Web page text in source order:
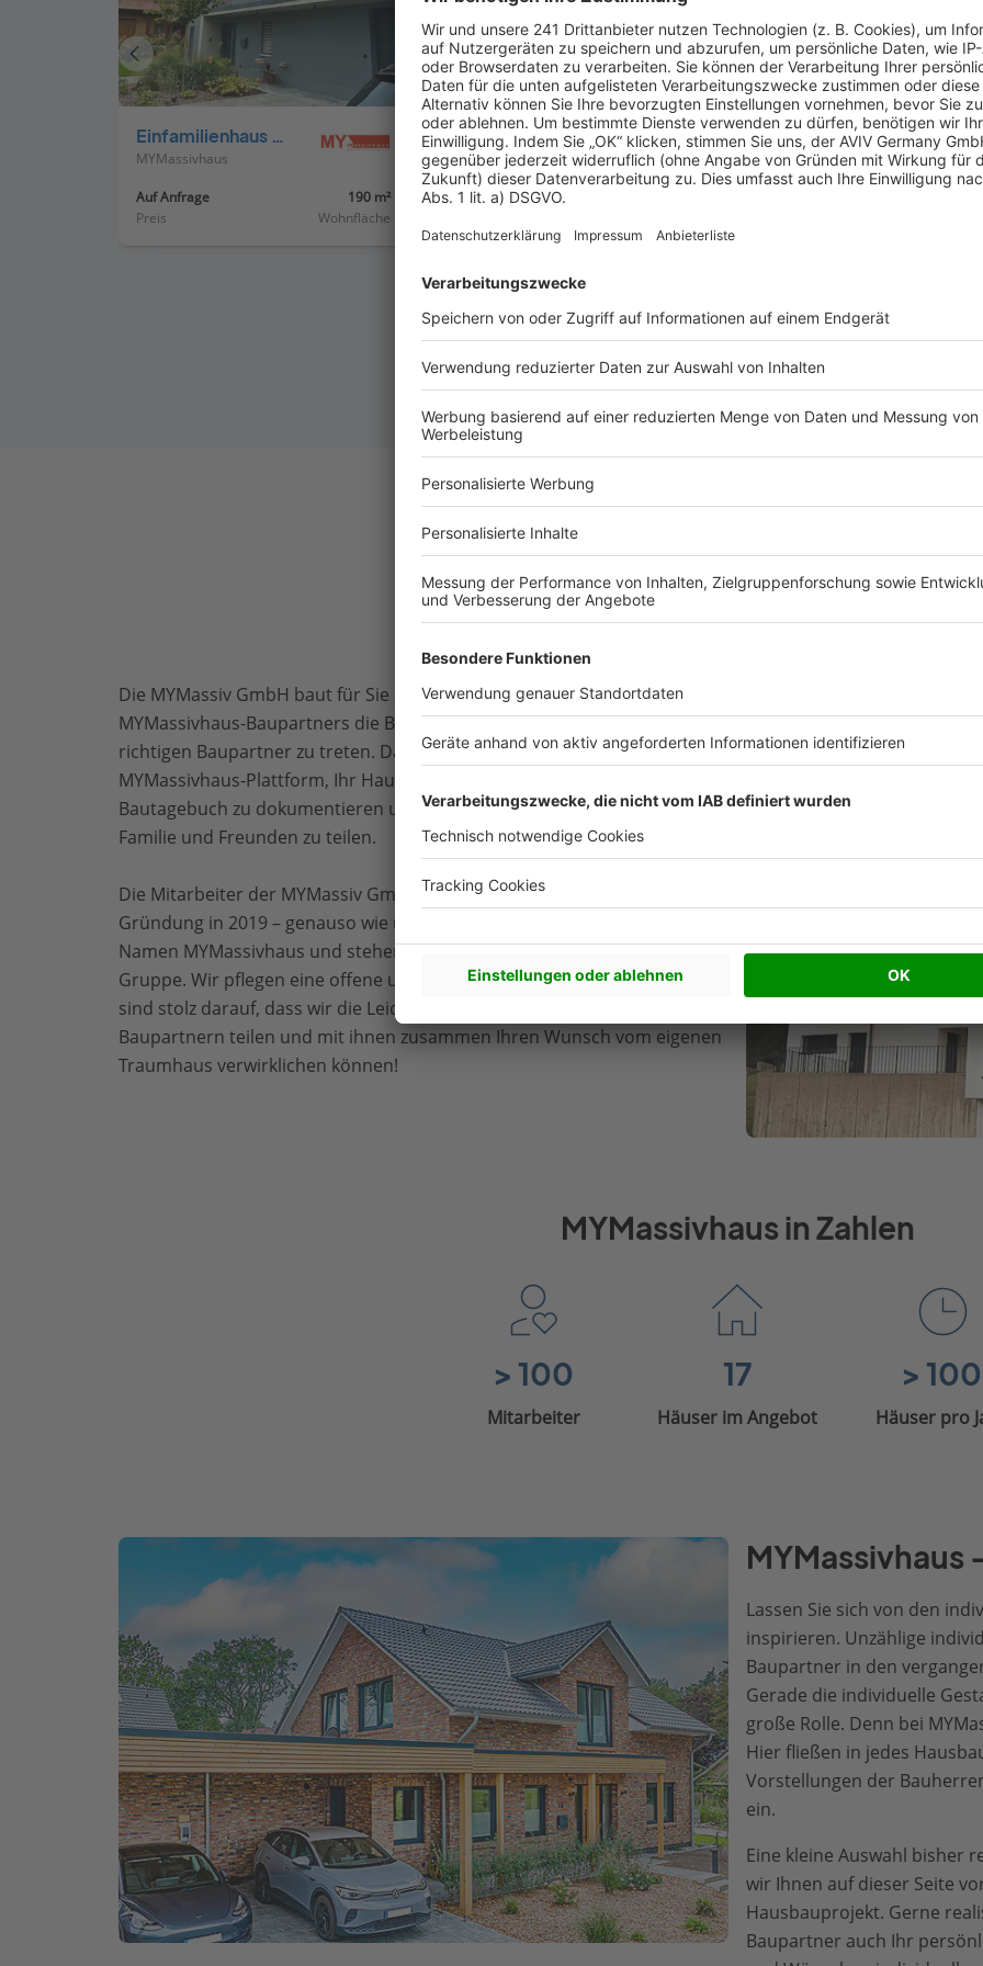
Einfamilienhaus Brand
MYMassivhaus
Auf Anfrage
Preis
190 m²
Wohnfläche
Massivhaus Thumann mit Kinderparadies
MYMassivhaus
Auf Anfrage
Mehrgenerationenhaus Calw
MYMassivhaus
Vorheriges
Haus
Weitere Häuser von MYMassivhaus
MYMassivhaus im Porträt
Wir sind MYMassivhaus.
Die MYMassiv GmbH baut für Sie als zukünftigen Bauherrn eines
MYMassivhaus-Baupartners die Brücke, in direkten Kontakt mit dem
richtigen Baupartner zu treten. Darüber hinaus ermöglicht Ihnen die
MYMassivhaus-Plattform, Ihr Hausbauerlebnis in Ihrem persönlichen
Bautagebuch zu dokumentieren und die Freude an Ihrem Traumhaus mit
Familie und Freunden zu teilen.
Die Mitarbeiter der MYMassiv GmbH repräsentieren – seit unserer
Gründung in 2019 – genauso wie unsere regionalen Baupartner den
Namen MYMassivhaus und stehen für die erfolgreiche Entwicklung der
Gruppe. Wir pflegen eine offene und familiäre Unternehmenskultur und
sind stolz darauf, dass wir die Leidenschaft für unsere Arbeit mit unseren
Baupartnern teilen und mit ihnen zusammen Ihren Wunsch vom eigenen
Traumhaus verwirklichen können!
MYMassivhaus in Zahlen
> 100
Mitarbeiter
17
Häuser im Angebot
> 100
Häuser pro
MYMassivhaus
Lassen Sie sich von den
inspirieren. Unzählige
Baupartner in den
Gerade die individuelle
große Rolle. Denn bei
Hier fließen in jedes
Vorstellungen der
ein.
Eine kleine Auswahl bisher
wir Ihnen auf dieser Seite
Hausbauprojekt. Gerne
Baupartner auch Ihr